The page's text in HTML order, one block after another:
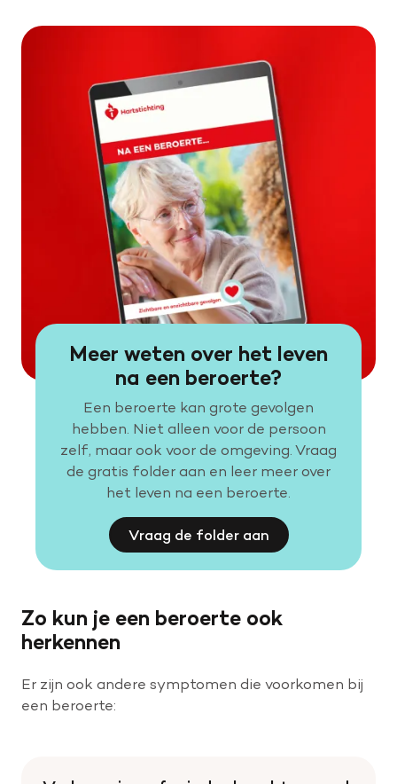
Meer weten over het leven
na een beroerte?
Een beroerte kan grote gevolgen
hebben. Niet alleen voor de persoon
zelf, maar ook voor de omgeving. Vraag
de gratis folder aan en leer meer over
het leven na een beroerte.
Vraag de folder aan
Zo kun je een beroerte ook
herkennen
Er zijn ook andere symptomen die voorkomen bij
een beroerte: